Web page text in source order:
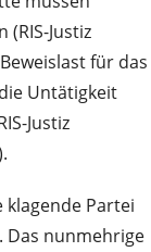
Justiz
für das
Untätigkeit
Justiz
Partei
Das nunmehrige